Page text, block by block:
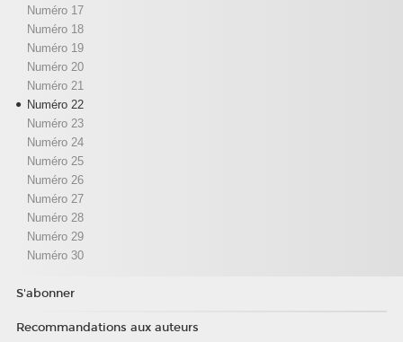
Numéro 17
Numéro 18
Numéro 19
Numéro 20
Numéro 21
Numéro 22
Numéro 23
Numéro 24
Numéro 25
Numéro 26
Numéro 27
Numéro 28
Numéro 29
Numéro 30
S'abonner
Recommandations aux auteurs